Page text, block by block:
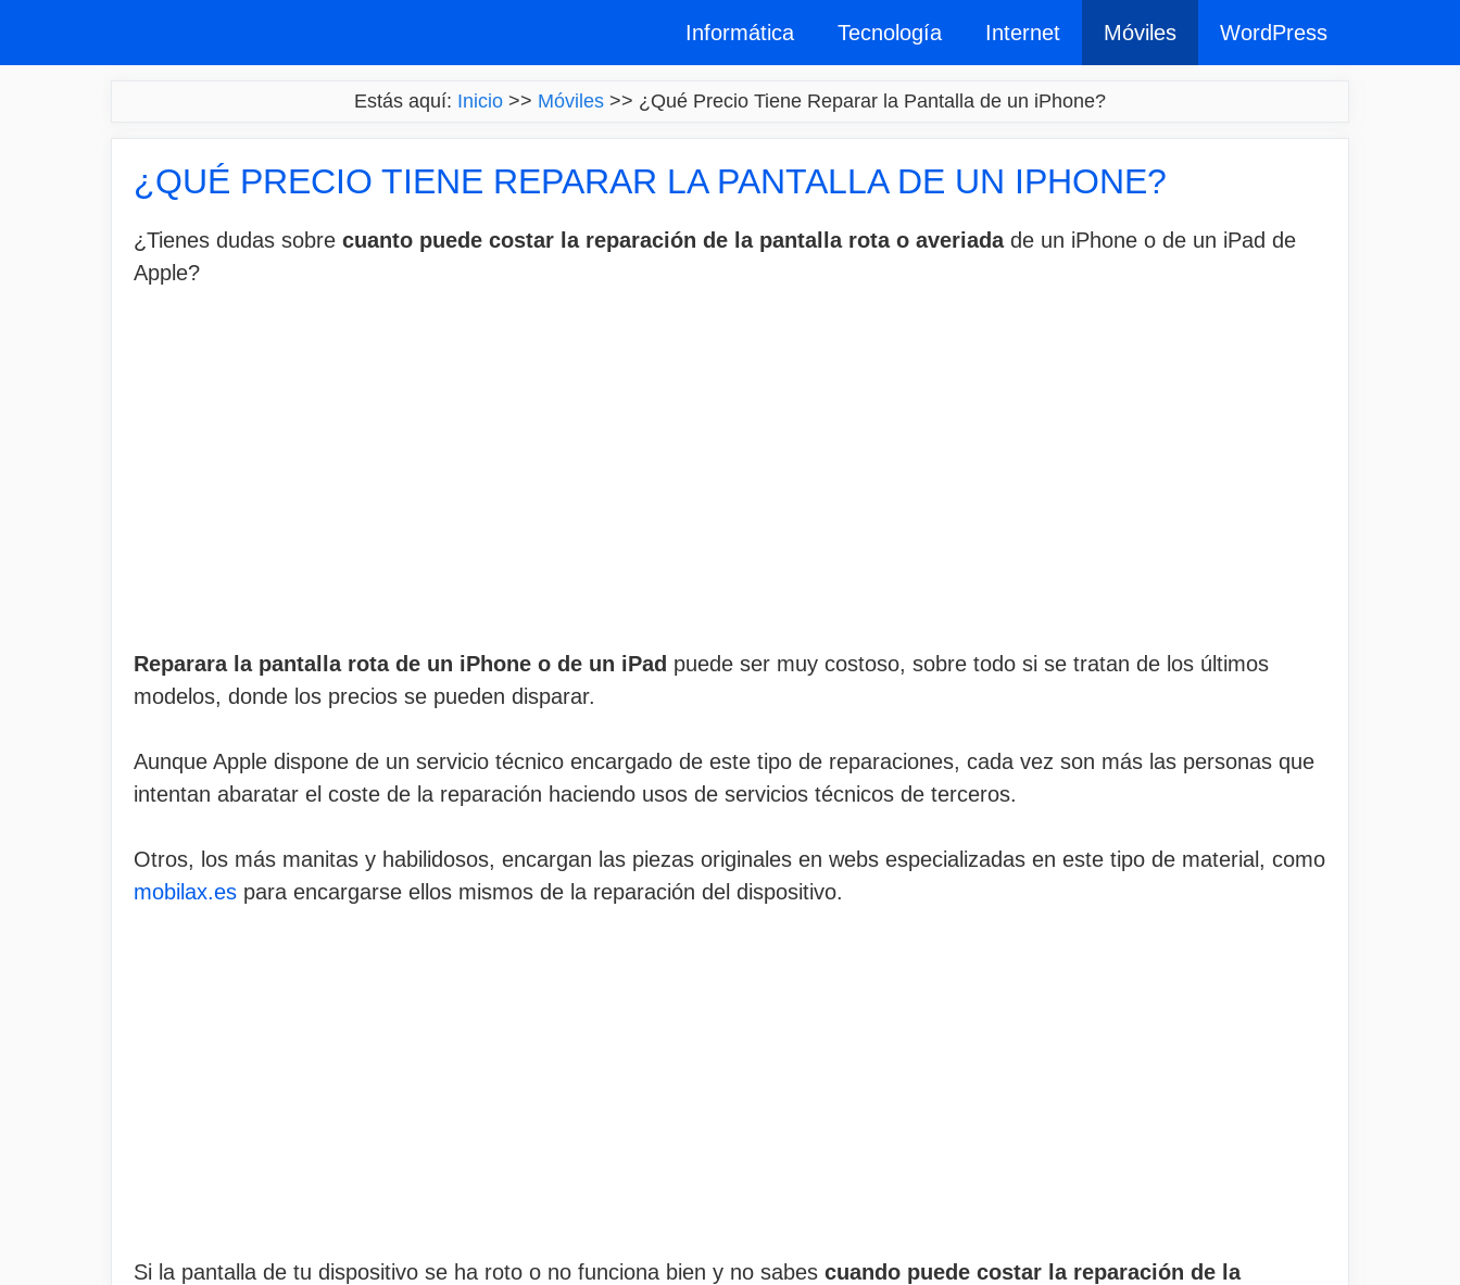
Informática Tecnología Internet Móviles WordPress
Estás aquí: Inicio >> Móviles >> ¿Qué Precio Tiene Reparar la Pantalla de un iPhone?
¿QUÉ PRECIO TIENE REPARAR LA PANTALLA DE UN IPHONE?
¿Tienes dudas sobre cuanto puede costar la reparación de la pantalla rota o averiadade un iPhone o de un iPad de
Apple?
Reparara la pantalla rota de un iPhone o de un iPad puede ser muy costoso, sobre todo si se tratan de los últimos
modelos, donde los precios se pueden disparar.
Aunque Apple dispone de un servicio técnico encargado de este tipo de reparaciones, cada vez son más las personas que
intentan abaratar el coste de la reparación haciendo usos de servicios técnicos de terceros.
Otros, los más manitas y habilidosos, encargan las piezas originales en webs especializadas en este tipo de material, como
mobilax.es para encargarse ellos mismos de la reparación del dispositivo.
Si la pantalla de tu dispositivo se ha roto o no funciona bien y no sabes cuando puede costar la reparación de la